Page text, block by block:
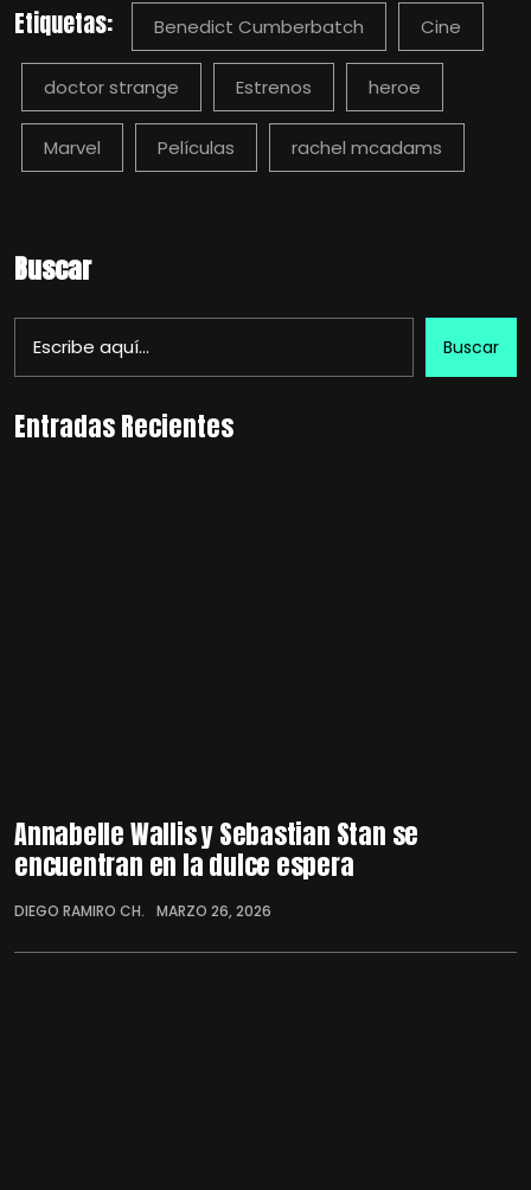
Etiquetas: Benedict Cumberbatch Cine
doctor strange Estrenos heroe
Marvel Películas rachel mcadams
Buscar
Buscar
Entradas Recientes
Annabelle Wallis y Sebastian Stan se
encuentran en la dulce espera
DIEGO RAMIRO CH. MARZO 26, 2026